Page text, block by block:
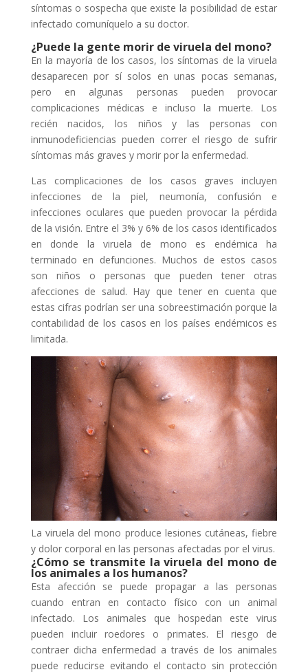
síntomas o sospecha que existe la posibilidad de estar
infectado comuníquelo a su doctor.
¿Puede la gente morir de viruela del mono?
En la mayoría de los casos, los síntomas de la viruela
desaparecen por sí solos en unas pocas semanas,
pero en algunas personas pueden provocar
complicaciones médicas e incluso la muerte. Los
recién nacidos, los niños y las personas con
inmunodeficiencias pueden correr el riesgo de sufrir
síntomas más graves y morir por la enfermedad.
Las complicaciones de los casos graves incluyen
infecciones de la piel, neumonía, confusión e
infecciones oculares que pueden provocar la pérdida
de la visión. Entre el 3% y 6% de los casos identificados
en donde la viruela de mono es endémica ha
terminado en defunciones. Muchos de estos casos
son niños o personas que pueden tener otras
afecciones de salud. Hay que tener en cuenta que
estas cifras podrían ser una sobreestimación porque la
contabilidad de los casos en los países endémicos es
limitada.
La viruela del mono produce lesiones cutáneas, fiebre
y dolor corporal en las personas afectadas por el virus.
¿Cómo se transmite la viruela del mono de
los animales a los humanos?
Esta afección se puede propagar a las personas
cuando entran en contacto físico con un animal
infectado. Los animales que hospedan este virus
pueden incluir roedores o primates. El riesgo de
contraer dicha enfermedad a través de los animales
puede reducirse evitando el contacto sin protección